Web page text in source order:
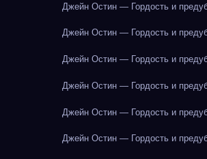
Джейн Остин — Гордость и
Джейн Остин — Гордость и
Джейн Остин — Гордость и
Джейн Остин — Гордость и
Джейн Остин — Гордость и
Джейн Остин — Гордость и